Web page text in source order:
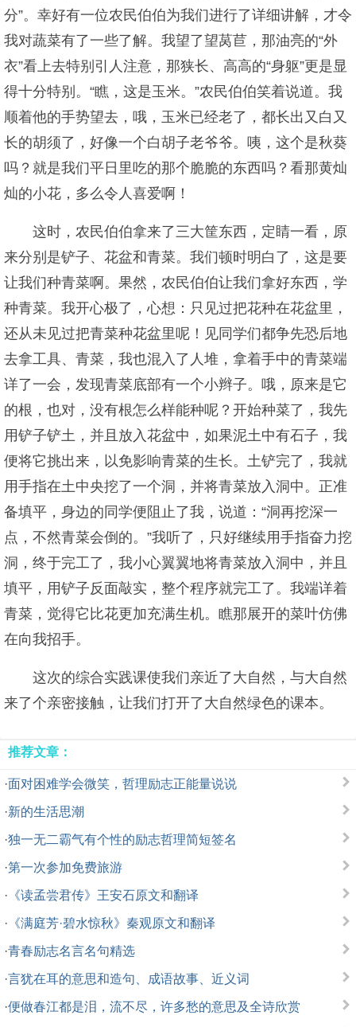
分”。幸好有一位农民伯伯为我们进行了详细讲解，才令
我对蔬菜有了一些了解。我望了望莴苣，那油亮的“外
衣”看上去特别引人注意，那狭长、高高的“身躯”更是显
得十分特别。“瞧，这是玉米。”农民伯伯笑着说道。我
顺着他的手势望去，哦，玉米已经老了，都长出又白又
长的胡须了，好像一个白胡子老爷爷。咦，这个是秋葵
吗？就是我们平日里吃的那个脆脆的东西吗？看那黄灿
灿的小花，多么令人喜爱啊！
这时，农民伯伯拿来了三大筐东西，定睛一看，原
来分别是铲子、花盆和青菜。我们顿时明白了，这是要
让我们种青菜啊。果然，农民伯伯让我们拿好东西，学
种青菜。我开心极了，心想：只见过把花种在花盆里，
还从未见过把青菜种花盆里呢！见同学们都争先恐后地
去拿工具、青菜，我也混入了人堆，拿着手中的青菜端
详了一会，发现青菜底部有一个小辫子。哦，原来是它
的根，也对，没有根怎么样能种呢？开始种菜了，我先
用铲子铲土，并且放入花盆中，如果泥土中有石子，我
便将它挑出来，以免影响青菜的生长。土铲完了，我就
用手指在土中央挖了一个洞，并将青菜放入洞中。正准
备填平，身边的同学便阻止了我，说道：“洞再挖深一
点，不然青菜会倒的。”我听了，只好继续用手指奋力挖
洞，终于完工了，我小心翼翼地将青菜放入洞中，并且
填平，用铲子反面敲实，整个程序就完工了。我端详着
青菜，觉得它比花更加充满生机。瞧那展开的菜叶仿佛
在向我招手。
这次的综合实践课使我们亲近了大自然，与大自然
来了个亲密接触，让我们打开了大自然绿色的课本。
推荐文章：
·面对困难学会微笑，哲理励志正能量说说
·新的生活思潮
·独一无二霸气有个性的励志哲理简短签名
·第一次参加免费旅游
· 《读孟尝君传》王安石原文和翻译
· 《满庭芳·碧水惊秋》秦观原文和翻译
·青春励志名言名句精选
·言犹在耳的意思和造句、成语故事、近义词
·便做春江都是泪，流不尽，许多愁的意思及全诗欣赏